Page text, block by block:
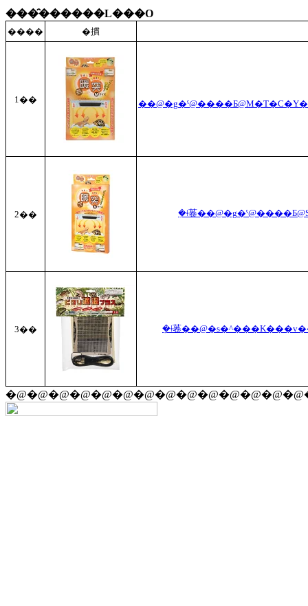
���̑������L���O
���� �摜
1��
2��
3��